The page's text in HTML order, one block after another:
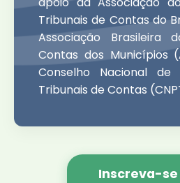
Tribunais de Contas do
Associação Brasileira
Contas dos Municípios
Conselho Nacional de
Tribunais de Contas
Inscreva-se